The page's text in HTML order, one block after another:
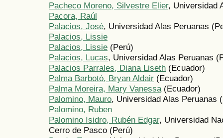
Pacheco Moreno, Silvestre Elier, Universidad
Pacora, Raúl
Palacios, José, Universidad Alas Peruanas
Palacios, Lissie
Palacios, Lissie (Perú)
Palacios, Lucas, Universidad Alas Peruanas
Palacios Parrales, Diana Liseth (Ecuador)
Palma Barbotó, Bryan Aldair (Ecuador)
Palma Moreira, Mary Vanessa(Ecuador)
Palomino, Mauro, Universidad Alas Peruanas
Palomino, Ruben
Palomino Isidro, Rubén Edgar, Universidad
Cerro de Pasco (Perú)